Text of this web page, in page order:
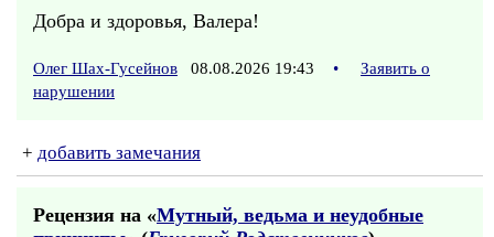
Добра и здоровья, Валера!
Олег Шах-Гусейнов 08.08.2026 19:43 •
Заявить о
нарушении
+ добавить замечания
Рецензия на «Мутный, ведьма и неудобные